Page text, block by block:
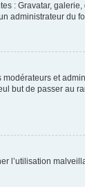
: Gravatar,
administrateur du
et
but de passer au
l’utilisation